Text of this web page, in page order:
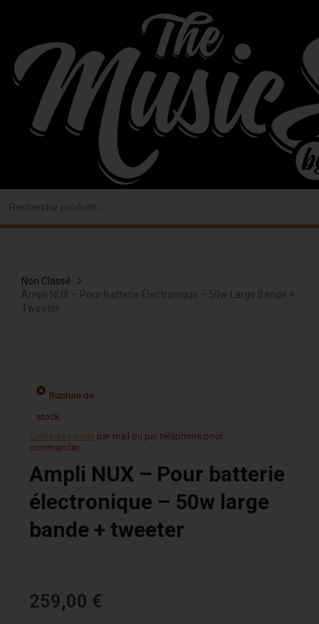
contenu
Non Classé
Ampli NUX – Pour Batterie Électronique – 50w Large Bande +
Tweeter
Rupture de
stock
Contactez-nous par mail ou par téléphone pour
commander.
Ampli NUX – Pour batterie
électronique – 50w large
bande + tweeter
259,00 €